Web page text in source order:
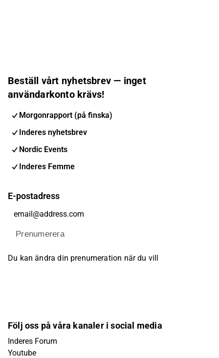
Beställ vårt nyhetsbrev — inget
användarkonto krävs!
Morgonrapport (på finska)
Inderes nyhetsbrev
Nordic Events
Inderes Femme
E-postadress
Prenumerera
Du kan ändra din prenumeration när du vill
Följ oss på våra kanaler i social media
Inderes Forum
Youtube